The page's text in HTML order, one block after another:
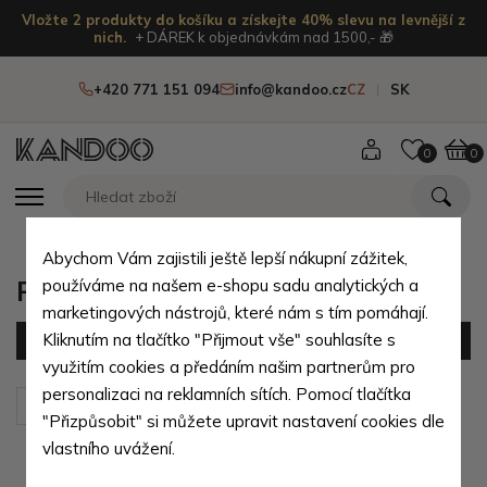
Vložte 2 produkty do košíku a získejte 40% slevu na levnější z
nich.
+ DÁREK k objednávkám nad 1500,- 🎁
+420 771 151 094 info@kandoo.czCZ SK
0 0
Pánské peněženky na šířku
Filtr (105 produktů)
Seřadit podle: Výchozí
Abychom Vám zajistili ještě lepší nákupní zážitek,
používáme na našem e-shopu sadu analytických a
marketingových nástrojů, které nám s tím pomáhají.
Kliknutím na tlačítko "Přijmout vše" souhlasíte s
využitím cookies a předáním našim partnerům pro
personalizaci na reklamních sítích. Pomocí tlačítka
"Přizpůsobit" si můžete upravit nastavení cookies dle
vlastního uvážení.